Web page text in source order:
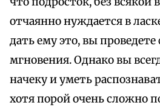
отчаянно нуждается в
дать ему это, вы
мгновения. Однако вы
начеку и уметь
хотя порой очень сложно